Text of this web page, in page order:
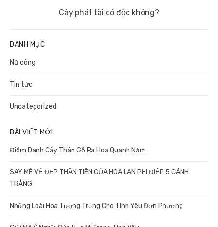
Next
Cây phát tài có độc không?
DANH MỤC
Nữ công
Tin tức
Uncategorized
BÀI VIẾT MỚI
Điểm Danh Cây Thân Gỗ Ra Hoa Quanh Năm
SAY MÊ VẺ ĐẸP THẦN TIÊN CỦA HOA LAN PHI ĐIỆP 5 CÁNH
TRẮNG
Những Loài Hoa Tượng Trưng Cho Tình Yêu Đơn Phương